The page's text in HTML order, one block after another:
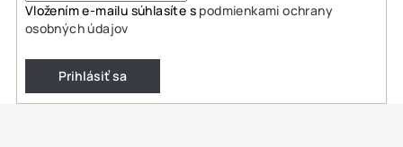
Vložením e-mailu súhlasíte s podmienkami ochrany
osobných údajov
Prihlásiť sa